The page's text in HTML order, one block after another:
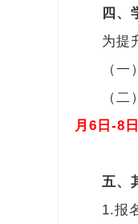
四、
为提
（
（
月6日-8日
五、
1.报